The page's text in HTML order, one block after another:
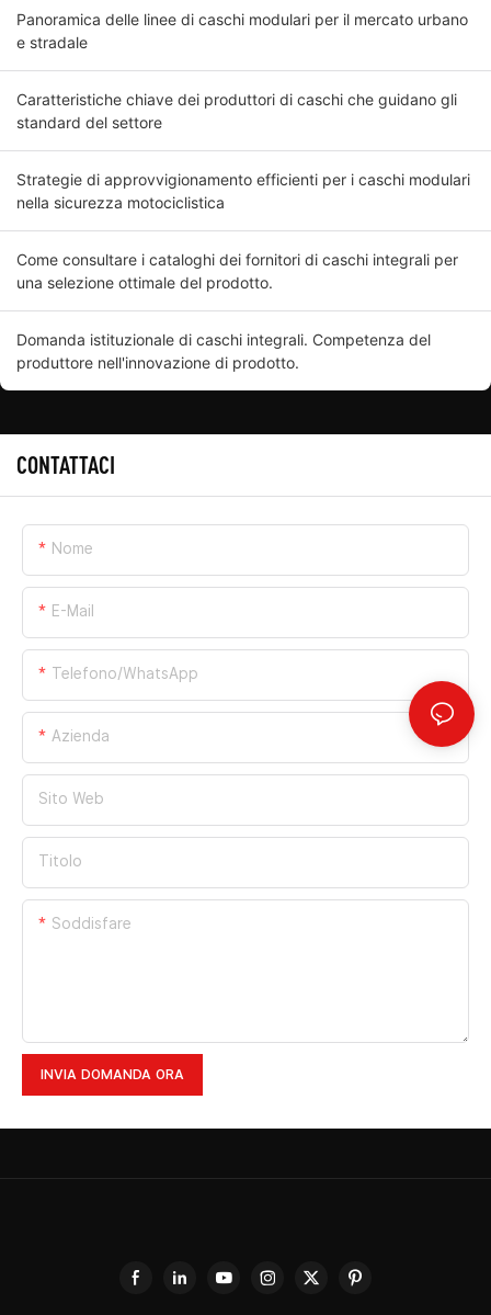
Panoramica delle linee di caschi modulari per il mercato urbano
e stradale
Caratteristiche chiave dei produttori di caschi che guidano gli
standard del settore
Strategie di approvvigionamento efficienti per i caschi modulari
nella sicurezza motociclistica
Come consultare i cataloghi dei fornitori di caschi integrali per
una selezione ottimale del prodotto.
Domanda istituzionale di caschi integrali. Competenza del
produttore nell'innovazione di prodotto.
CONTATTACI
Nome
E-Mail
Telefono/WhatsApp
Azienda
Sito Web
Titolo
Soddisfare
INVIA DOMANDA ORA